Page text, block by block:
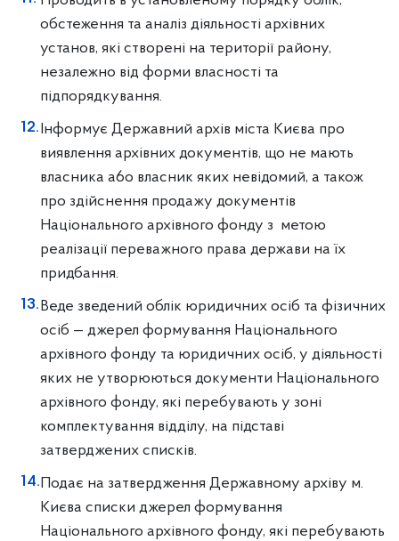
обстеження та аналіз діяльності архівних
установ, які створені на території району,
незалежно від форми власності та
підпорядкування.
Інформує Державний архів міста Києва про
виявлення архівних документів, що не мають
власника a6o власник яких невідомий, а також
про здійснення продажу документів
Національного архівного фонду з метою
реалізації переважного права держави на ïx
придбання.
Веде зведений облік юридичних осіб та фізичних
осіб — джерел формування Національного
архівного фонду та юридичних осіб, у діяльності
яких не утворюються документи Національного
архівного фонду, які перебувають у зоні
комплектування відділу, на підставі
затверджених списків.
Подає на затвердження Державному архіву м.
Києва списки джерел формування
Національного архівного фонду, які перебувають